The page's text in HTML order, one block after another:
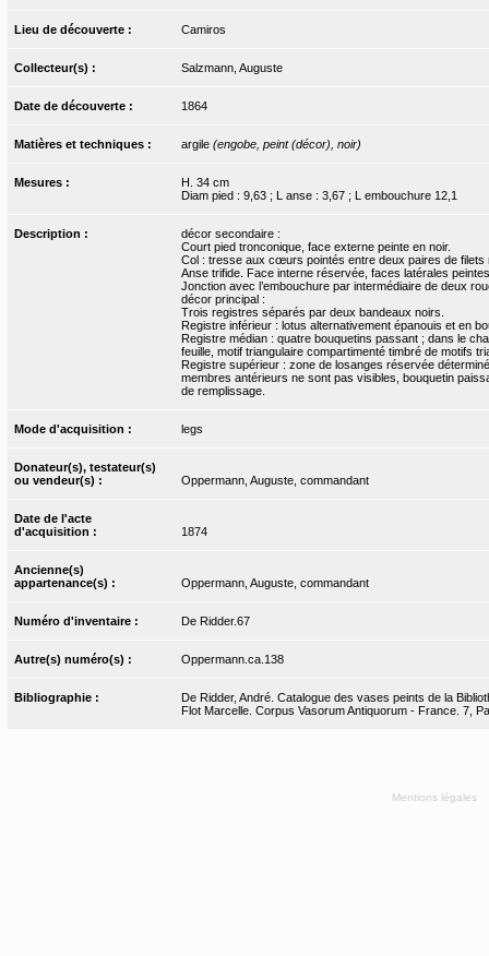
Lieu de découverte : Camiros
Collecteur(s) : Salzmann, Auguste
Date de découverte : 1864
Matières et techniques : argile (engobe, peint (décor), noir)
Mesures :
H. 34 cm
Diam pied : 9,63 ; L anse : 3,67 ; L embouchure 12,1
Description :
décor secondaire :
Court pied tronconique, face externe peinte en noir.
Col : tresse aux cœurs pointés entre deux paires de filets
Anse trifide. Face interne réservée, faces latérales
Jonction avec l’embouchure par intermédiaire de deux
décor principal :
Trois registres séparés par deux bandeaux noirs.
Registre inférieur : lotus alternativement épanouis et en
Registre médian : quatre bouquetins passant ; dans le
feuille, motif triangulaire compartimenté timbré de motifs
Registre supérieur : zone de losanges réservée
membres antérieurs ne sont pas visibles, bouquetin
de remplissage.
Mode d'acquisition : legs
Donateur(s), testateur(s)
ou vendeur(s) :
Oppermann, Auguste, commandant
Date de l'acte
d'acquisition :
1874
Ancienne(s)
appartenance(s) :
Oppermann, Auguste, commandant
Numéro d'inventaire : De Ridder.67
Autre(s) numéro(s) : Oppermann.ca.138
Bibliographie :
De Ridder, André. Catalogue des vases peints de la
Flot Marcelle. Corpus Vasorum Antiquorum - France. 7,
Mentions légales